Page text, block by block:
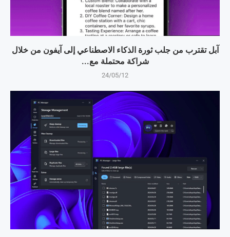
آبل تقترب من جلب ثورة الذكاء الاصطناعي إلى آيفون من خلال
شراكة محتملة مع...
24/05/12